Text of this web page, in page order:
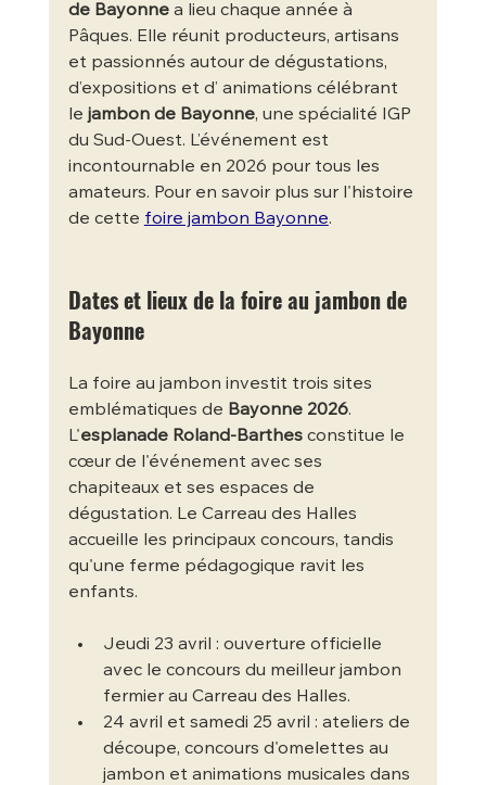
de Bayonne a lieu chaque année à
Pâques. Elle réunit producteurs, artisans
et passionnés autour de dégustations,
d’expositions et d’ animations célébrant
le jambon de Bayonne, une spécialité IGP
du Sud-Ouest. L’événement est
incontournable en 2026 pour tous les
amateurs. Pour en savoir plus sur l'histoire
de cette foire jambon Bayonne.
Dates et lieux de la foire au jambon de
Bayonne
La foire au jambon investit trois sites
emblématiques de Bayonne 2026.
L'esplanade Roland-Barthes constitue le
cœur de l'événement avec ses
chapiteaux et ses espaces de
dégustation. Le Carreau des Halles
accueille les principaux concours, tandis
qu'une ferme pédagogique ravit les
enfants.
Jeudi 23 avril : ouverture officielle
avec le concours du meilleur jambon
fermier au Carreau des Halles.
24 avril et samedi 25 avril : ateliers de
découpe, concours d'omelettes au
jambon et animations musicales dans